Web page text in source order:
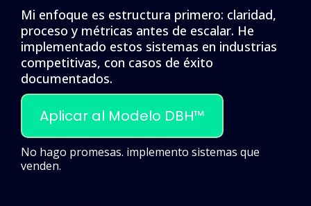
Mi enfoque es estructura primero: claridad,
proceso y métricas antes de escalar. He
implementado estos sistemas en industrias
competitivas, con casos de éxito
documentados.
Aplicar al Modelo DBH™
No hago promesas. implemento sistemas que
venden.